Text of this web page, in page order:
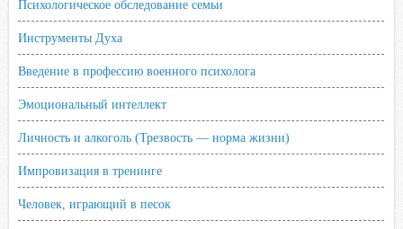
Психологическое обследование семьи
Инструменты Духа
Введение в профессию военного психолога
Эмоциональный интеллект
Личность и алкоголь (Трезвость — норма жизни)
Импровизация в тренинге
Человек, играющий в песок